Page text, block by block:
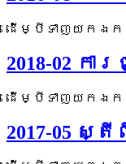
ដើម្បីទាញយកឯកស
2018-02
ដើម្បីទាញយកឯកស
2017-05